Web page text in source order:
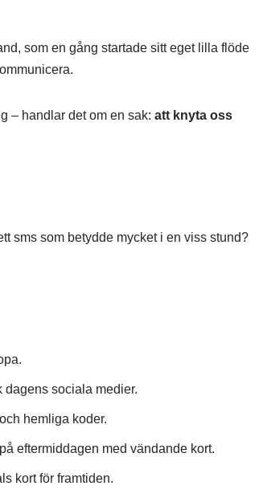
som en gång startade sitt eget lilla flöde
– handlar det om en sak: att knyta oss
sms som betydde mycket i en viss stund?
dagens sociala medier.
hemliga koder.
eftermiddagen med vändande kort.
kort för framtiden.